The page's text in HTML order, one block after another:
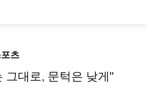
츠
그대로, 문턱은 낮게"